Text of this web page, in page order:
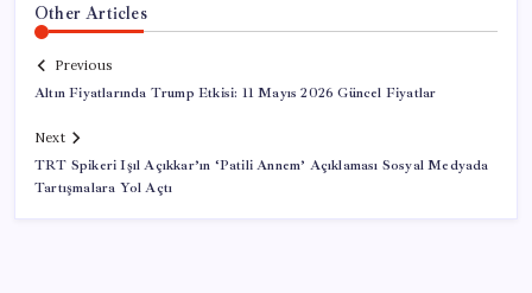
Other Articles
Previous
Altın Fiyatlarında Trump Etkisi: 11 Mayıs 2026 Güncel Fiyatlar
Next
TRT Spikeri Işıl Açıkkar’ın ‘Patili Annem’ Açıklaması Sosyal Medyada
Tartışmalara Yol Açtı